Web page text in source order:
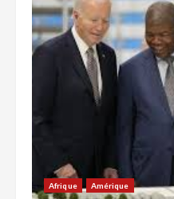
Afrique Amérique